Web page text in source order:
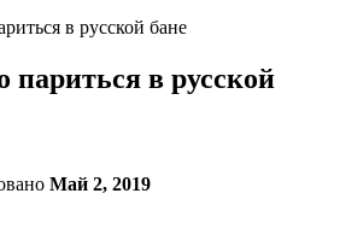
в русской бане
париться в русской
Май 2, 2019